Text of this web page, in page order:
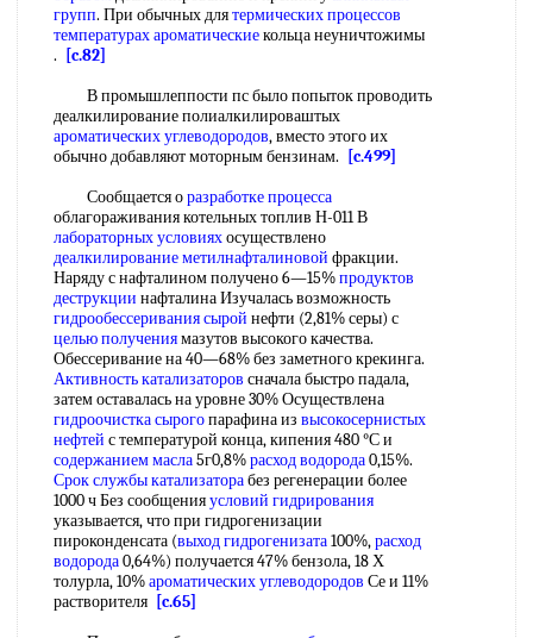
групп. При обычных длятермических процессов
температурах ароматическиекольца неуничтожимы
.
[c.82]
В промышлеппости пс было попыток проводить
деалкилирование полиалкилироваштых
ароматических углеводородов, вместо этого их
обычно добавляют моторным бензинам.
[c.499]
Сообщается оразработке процесса
облагораживания котельных топлив Н-011 В
лабораторных условияхосуществлено
деалкилирование метилнафталиновой фракции.
Наряду с нафталином получено 6—15%продуктов
деструкции нафталина Изучалась возможность
гидрообессеривания сырой нефти (2,81% серы) с
целью получениямазутов высокого качества.
Обессеривание на 40—68% без заметного крекинга.
Активность катализаторов сначала быстро падала,
затем оставалась на уровне 30% Осуществлена
гидроочистка сырогопарафина из высокосернистых
нефтей с температурой конца, кипения 480 °С и
содержанием масла5г0,8%расход водорода0,15%.
Срок службы катализаторабез регенерации более
1000 ч Без сообщенияусловий гидрирования
указывается, что при гидрогенизации
пироконденсата (выход гидрогенизата100%,расход
водорода0,64%) получается 47% бензола, 18 Х
толурла, 10%ароматических углеводородов Се и 11%
растворителя [c.65]